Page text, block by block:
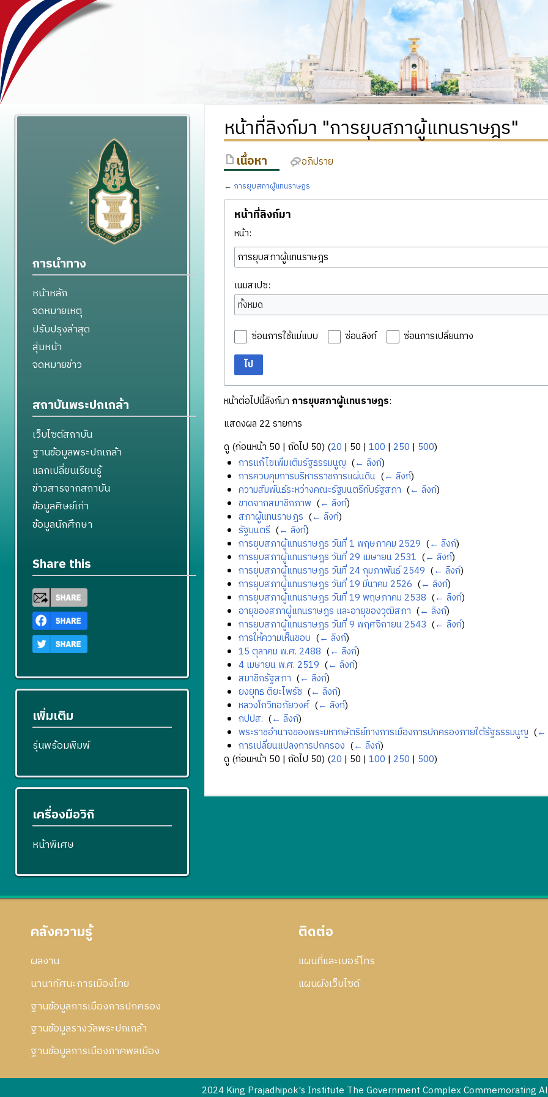
หน้าที่ลิงก์มา "การยุบสภาผู้แทนราษฎร"
เนื้อหา อภิปราย
← การยุบสภาผู้แทนราษฎร
หน้าที่ลิงก์มา
หน้า:
เนมสเปซ:
ทั้งหมด
ซ่อนการใช้แม่แบบ ซ่อนลิงก์
ซ่อนการเปลี่ยนทาง
ไป
หน้าต่อไปนี้ลิงก์มา การยุบสภาผู้แทนราษฎร:
แสดงผล 22 รายการ
ดู (ก่อนหน้า 50 | ถัดไป 50) (20 | 50 | 100 | 250 | 500)
การแก้ไขเพิ่มเติมรัฐธรรมนูญ (← ลิงก์)
การควบคุมการบริหารราชการแผ่นดิน (← ลิงก์)
ความสัมพันธ์ระหว่างคณะรัฐมนตรีกับรัฐสภา (← ลิงก์)
ขาดจากสมาชิกภาพ (← ลิงก์)
สภาผู้แทนราษฎร (← ลิงก์)
รัฐมนตรี (← ลิงก์)
การยุบสภาผู้แทนราษฎร วันที่ 1 พฤษภาคม 2529 (← ลิงก์)
การยุบสภาผู้แทนราษฎร วันที่ 29 เมษายน 2531 (← ลิงก์)
การยุบสภาผู้แทนราษฎร วันที่ 24 กุมภาพันธ์ 2549 (← ลิงก์)
การยุบสภาผู้แทนราษฎร วันที่ 19 มีนาคม 2526 (← ลิงก์)
การยุบสภาผู้แทนราษฎร วันที่ 19 พฤษภาคม 2538 (← ลิงก์)
อายุของสภาผู้แทนราษฎร และอายุของวุฒิสภา (← ลิงก์)
การยุบสภาผู้แทนราษฎร วันที่ 9 พฤศจิกายน 2543 (← ลิงก์)
การให้ความเห็นชอบ (← ลิงก์)
15 ตุลาคม พ.ศ. 2488 (← ลิงก์)
4 เมษายน พ.ศ. 2519 (← ลิงก์)
สมาชิกรัฐสภา (← ลิงก์)
ยงยุทธ ติยะไพรัช (← ลิงก์)
หลวงโกวิทอภัยวงศ์‎ (← ลิงก์)
กปปส. (← ลิงก์)
พระราชอำนาจของพระมหากษัตริย์ทางการเมืองการปกครองภายใต้รัฐธรรมนูญ (←
การเปลี่ยนแปลงการปกครอง (← ลิงก์)
ดู (ก่อนหน้า 50 | ถัดไป 50) (20 | 50 | 100 | 250 | 500)
การนำทาง
หน้าหลัก
จดหมายเหตุ
ปรับปรุงล่าสุด
สุ่มหน้า
จดหมายข่าว
สถาบันพระปกเกล้า
เว็บไซต์สถาบัน
ฐานข้อมูลพระปกเกล้า
แลกเปลี่ยนเรียนรู้
ข่าวสารจากสถาบัน
ข้อมูลศิษย์เก่า
ข้อมูลนักศึกษา
Share this
เพิ่มเติม
รุ่นพร้อมพิมพ์
เครื่องมือวิกิ
หน้าพิเศษ
คลังความรู้
ผลงาน
นานาทัศนะการเมืองไทย
ฐานข้อมูลการเมืองการปกครอง
ฐานข้อมูลรางวัลพระปกเกล้า
ฐานข้อมูลการเมืองภาคพลเมือง
ติดต่อ
แผนที่และเบอร์โทร
แผนผังเว็บไซด์
2024 King Prajadhipok's Institute The Government Complex Commemorating